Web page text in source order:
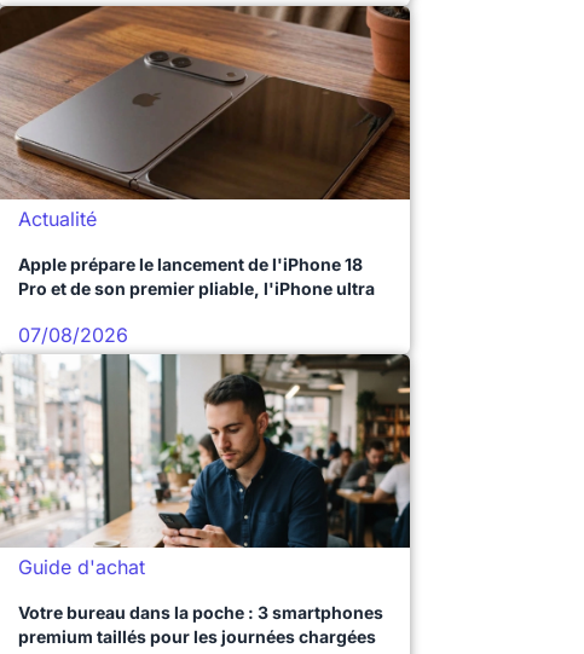
Actualité
Apple prépare le lancement de l'iPhone 18
Pro et de son premier pliable, l'iPhone ultra
07/08/2026
Guide d'achat
Votre bureau dans la poche : 3 smartphones
premium taillés pour les journées chargées